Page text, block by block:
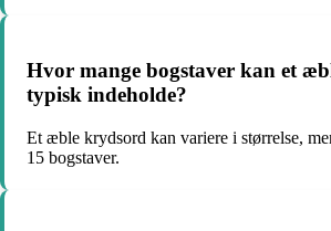
Hvor mange bogstaver kan et
typisk indeholde?
Et æble krydsord kan variere i størrelse,
15 bogstaver.